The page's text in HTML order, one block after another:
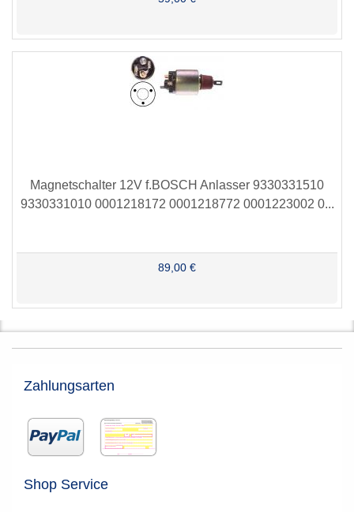
Magnetschalter 12V f.BOSCH Anlasser 9330331510
9330331010 0001218172 0001218772 0001223002 0...
89,00 €
Zahlungsarten
Shop Service